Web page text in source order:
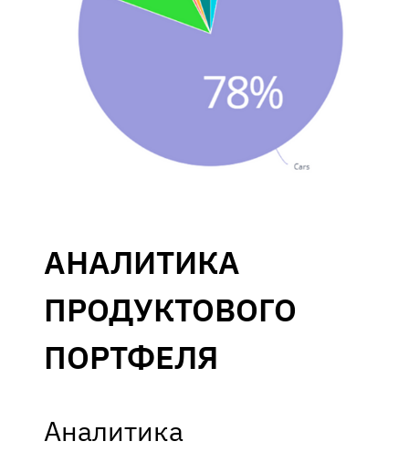
АНАЛИТИКА
ПРОДУКТОВОГО
ПОРТФЕЛЯ
Аналитика